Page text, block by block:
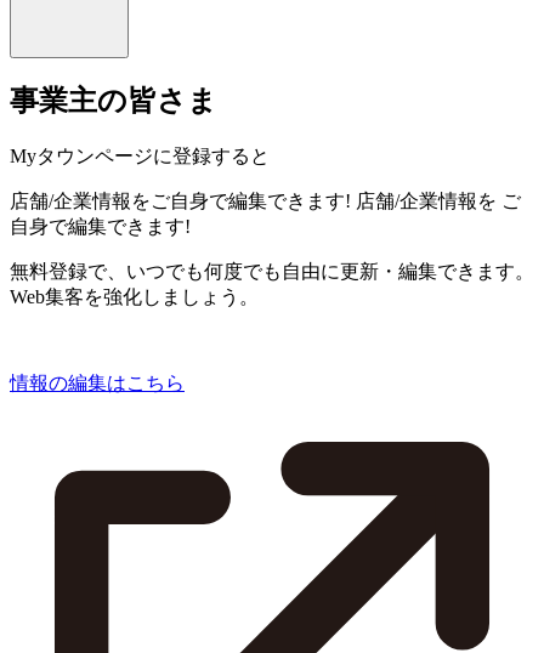
事業主の皆さま
Myタウンページに登録すると
店舗/企業情報をご自身で編集できます! 店舗/企業情報を ご
自身で編集できます!
無料登録で、いつでも何度でも自由に更新・編集できます。
Web集客を強化しましょう。
情報の編集はこちら